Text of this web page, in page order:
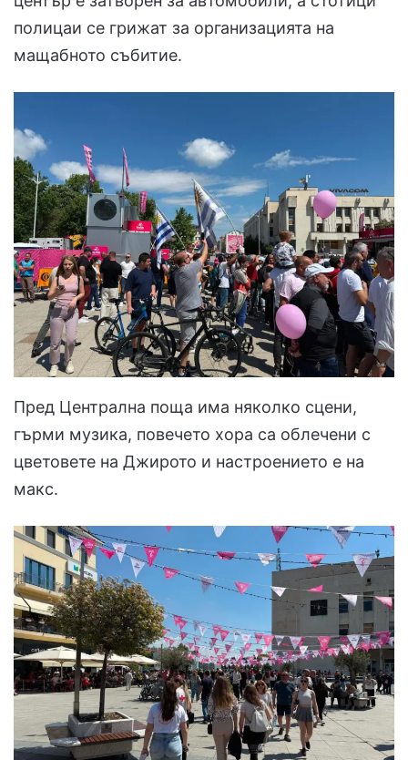
полицаи се грижат за организацията на
мащабното събитие.
Пред Централна поща има няколко сцени,
гърми музика, повечето хора са облечени с
цветовете на Джирото и настроението е на
макс.